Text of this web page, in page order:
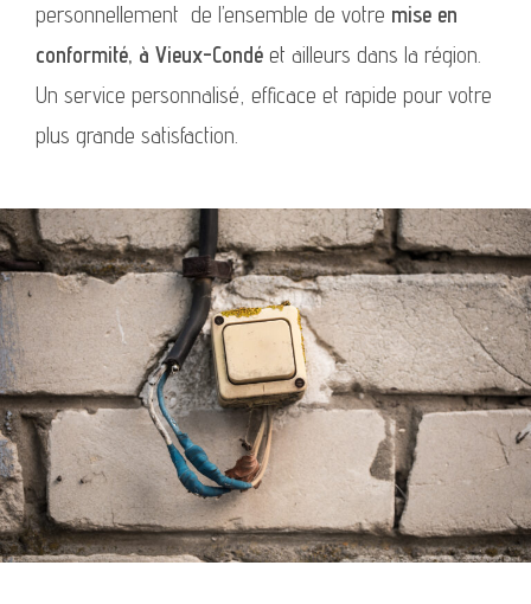
personnellement de l’ensemble de votre mise en
conformité, à Vieux-Condé et ailleurs dans la région.
Un service personnalisé, efficace et rapide pour votre
plus grande satisfaction.